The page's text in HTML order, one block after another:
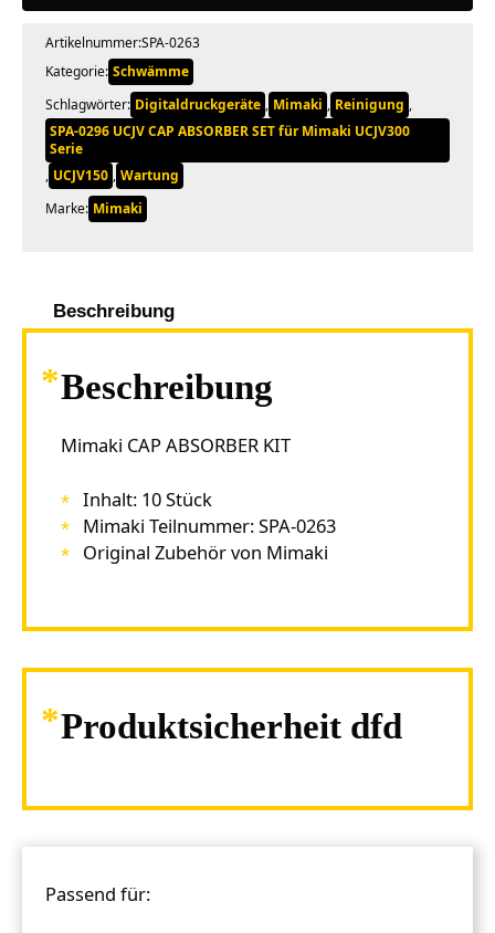
0263)
Menge
Artikelnummer:SPA-0263
Kategorie: Schwämme
Schlagwörter: Digitaldruckgeräte , Mimaki , Reinigung ,
SPA-0296 UCJV CAP ABSORBER SET für Mimaki UCJV300
Serie
, UCJV150 , Wartung
Marke: Mimaki
Beschreibung
Beschreibung
Mimaki CAP ABSORBER KIT
Inhalt: 10 Stück
Mimaki Teilnummer: SPA-0263
Original Zubehör von Mimaki
Produktsicherheit dfd
Passend für: